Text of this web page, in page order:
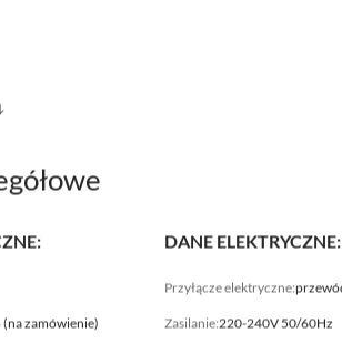
zamówienie)
DANE ELEKTRYCZNE:
Przyłącze elektryczne:
Zasilanie:220-240V 50/60Hz